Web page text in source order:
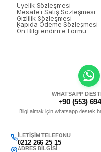
Üyelik Sözleşmesi
Mesafeli Satış Sözleşmesi
Gizlilik Sözleşmesi
Kapıda Ödeme Sözleşmesi
Ön Bilgilendirme Formu
WHATSAPP
+90 (553)
Bilgi almak için whatsapp destek
İLETIŞIM TELEFONU
0212 266 25 15
ADRES BILGISI